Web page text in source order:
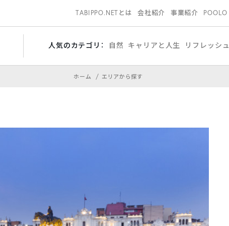
TABIPPO.NETとは 会社紹介 事業紹介 POOLO
人気のカテゴリ： 自然 キャリアと人生 リフレッシュ
ホーム エリアから探す